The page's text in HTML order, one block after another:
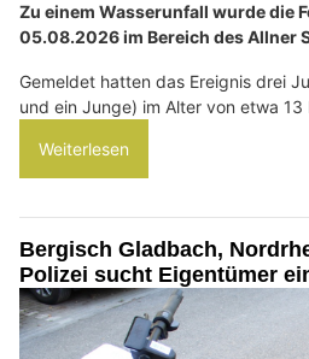
Zu einem Wasserunfall wurde die
05.08.2026 im Bereich des Allner
Gemeldet hatten das Ereignis drei
und ein Junge) im Alter von etwa 13
Weiterlesen
Bergisch Gladbach,
Polizei sucht Eigentümer